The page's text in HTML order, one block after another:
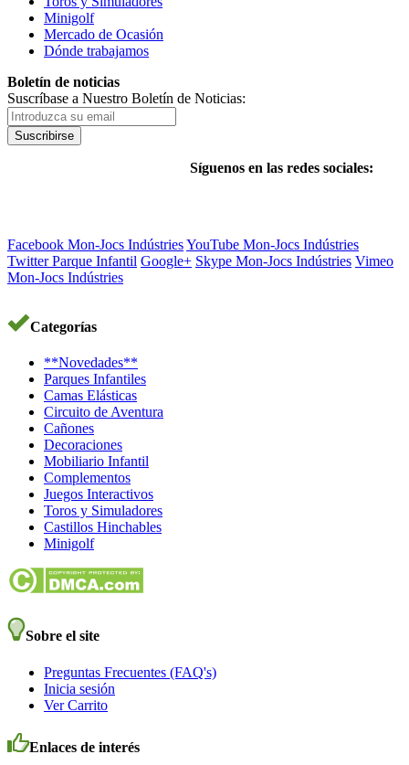
Minigolf
Mercado de Ocasión
Dónde trabajamos
Boletín de noticias
Suscríbase a Nuestro Boletín de Noticias:
Suscribirse
Síguenos en las redes sociales:
Facebook Mon-Jocs IndústriesYouTube Mon-Jocs Indústries
Twitter Parque Infantil Google+ Skype Mon-Jocs Indústries Vimeo
Mon-Jocs Indústries
Categorías
**Novedades**
Parques Infantiles
Camas Elásticas
Circuito de Aventura
Cañones
Decoraciones
Mobiliario Infantil
Complementos
Juegos Interactivos
Toros y Simuladores
Castillos Hinchables
Minigolf
Sobre el site
Preguntas Frecuentes (FAQ's)
Inicia sesión
Ver Carrito
Enlaces de interés